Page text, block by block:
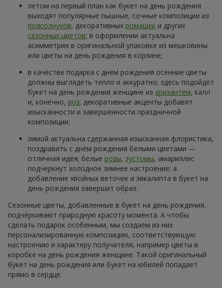
летом на первый план как букет на день рождения
выходят популярные пышные, сочные композиции из
подсолнухов, декоративных ромашек и других
сезонных цветов; в оформлении актуальна
асимметрия в оригинальной упаковке из мешковины
или цветы на день рождения в корзине;
в качестве подарка с днём рождения осенние цветы
должны выглядеть тепло и аккуратно; здесь подойдёт
букет на день рождения женщине из хризантем, калл
и, конечно, роз; декоративные акценты добавят
изысканности и завершённости праздничной
композиции;
зимой актуальна сдержанная изысканная флористика,
поздравить с днём рождения белыми цветами —
отличная идея; белые розы, эустомы, амариллис
подчеркнут холодное зимнее настроение; а
добавление хвойных веточек и эвкалипта в букет на
день рождения завершит образ.
Сезонные цветы, добавленные в букет на день рождения,
подчёркивают природную красоту момента. А чтобы
сделать подарок особенным, мы создаём из них
персонализированную композицию, соответствующую
настроению и характеру получателя, например цветы в
коробке на день рождения женщине. Такой оригинальный
букет на день рождения или букет на юбилей попадает
прямо в сердце.